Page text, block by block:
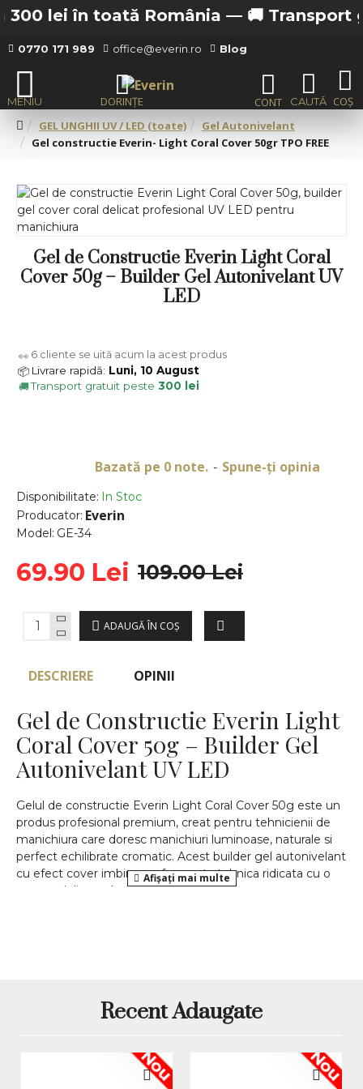
lei în toată România —🚚 Transport
0770 171 989 office@everin.ro Blog
GEL UNGHII UV / LED (toate)
Gel Autonivelant
Gel constructie Everin- Light Coral Cover 50gr TPO FREE
Gel de Constructie Everin Light Coral
Cover 50g – Builder Gel Autonivelant UV
LED
Disponibilitate: In Stoc
Producator: Everin
Model: GE-34
Bazată pe 0 note. - Spune-ţi opinia
69.90 Lei 109.00 Lei
ADAUGĂ ÎN COŞ
👀 6 cliente se uită acum la acest produs
📦 Livrare rapidă: Luni, 10 August
🚚Transport gratuit peste 300 lei
DESCRIERE OPINII
Gel de Constructie Everin Light
Coral Cover 50g – Builder Gel
Autonivelant UV LED
Gelul de constructie Everin Light Coral Cover 50g este un
produs profesional premium, creat pentru tehnicienii de
manichiura care doresc manichiuri luminoase, naturale si
perfect echilibrate cromatic. Acest builder gel autonivelant
cu efect cover imbina performanta tehnica ridicata cu o
nuanta delicata de coral deschis, ideala pentru
alegerea perfecta pentru saloanele cu volum mare de
Caracteristici principale ale
gelului Everin Light Coral Cover
Recent Adaugate
Nou Nou